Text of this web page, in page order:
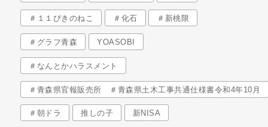
＃１１ぴきのねこ ＃化石 ＃新桃限
＃グラフ青森 YOASOBI
＃なんとかハラスメント
＃青森県官報販売所 ＃青森県土木工事共通仕様書令和4年10月
＃朝ドラ 推しの子 新NISA